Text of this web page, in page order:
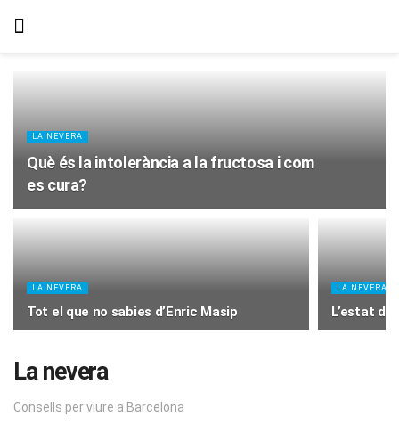
LA NEVERA
Què és la intolerància a la fructosa i com
es cura?
LA NEVERA
Tot el que no sabies d’Enric Masip
LA NEVERA
L’estat
La nevera
Consells per viure a Barcelona